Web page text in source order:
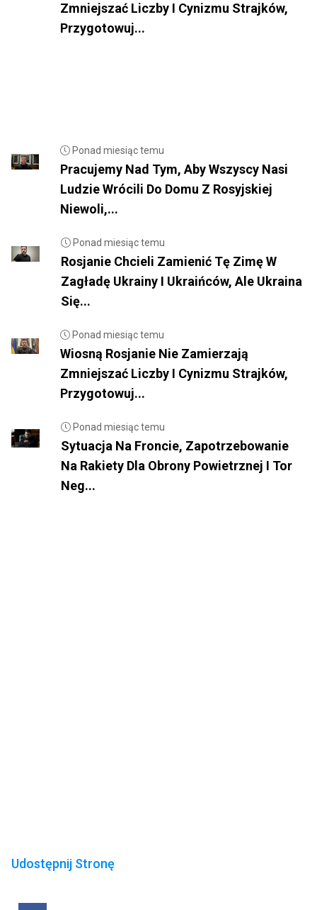
Zmniejszać Liczby I Cynizmu Strajków,
Przygotowuj...
Ponad miesiąc temu
Pracujemy Nad Tym, Aby Wszyscy Nasi
Ludzie Wrócili Do Domu Z Rosyjskiej
Niewoli,...
Ponad miesiąc temu
Rosjanie Chcieli Zamienić Tę Zimę W
Zagładę Ukrainy I Ukraińców, Ale Ukraina
Się...
Ponad miesiąc temu
Wiosną Rosjanie Nie Zamierzają
Zmniejszać Liczby I Cynizmu Strajków,
Przygotowuj...
Ponad miesiąc temu
Sytuacja Na Froncie, Zapotrzebowanie
Na Rakiety Dla Obrony Powietrznej I Tor
Neg...
Udostępnij Stronę